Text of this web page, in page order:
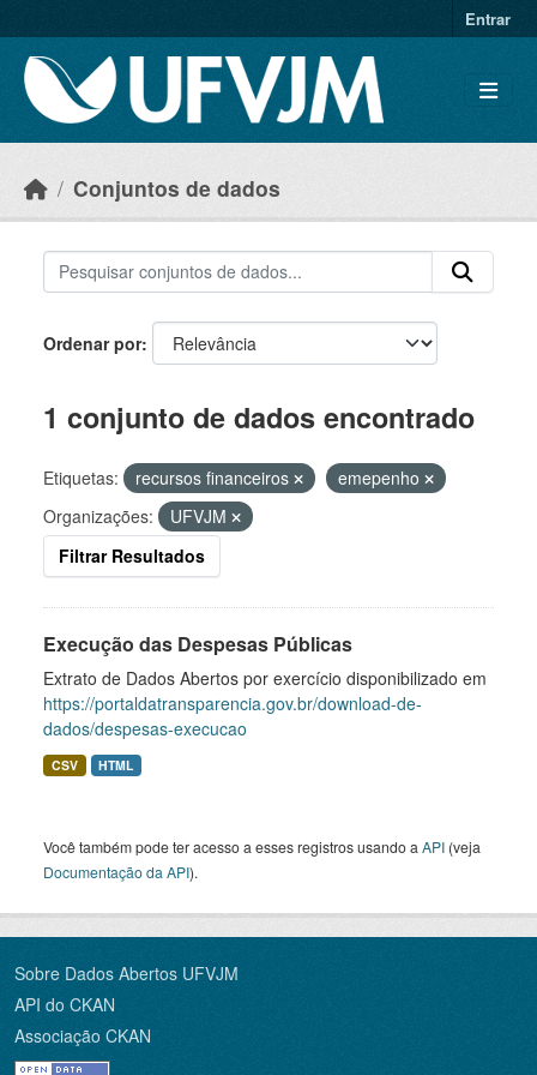
Entrar
Conjuntos de dados
Ordenar por
1 conjunto de dados encontrado
Etiquetas: recursos financeiros
emepenho
Organizações:
UFVJM
Filtrar Resultados
Execução das Despesas Públicas
Extrato de Dados Abertos por exercício disponibilizado em
https://portaldatransparencia.gov.br/download-de-
dados/despesas-execucao
CSV HTML
Você também pode ter acesso a esses registros usando a API (veja
Documentação da API).
Sobre Dados Abertos UFVJM
API do CKAN
Associação CKAN